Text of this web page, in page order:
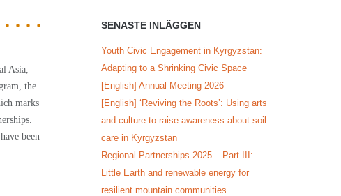
Asia,
the
marks
been
SENASTE INLÄGGEN
Youth Civic Engagement in Kyrgyzstan:
Adapting to a Shrinking Civic Space
[English] Annual Meeting 2026
[English] ‘Reviving the Roots’: Using arts
and culture to raise awareness about soil
care in Kyrgyzstan
Regional Partnerships 2025 – Part III:
Little Earth and renewable energy for
resilient mountain communities